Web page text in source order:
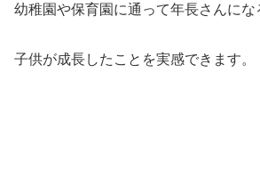
幼稚園や保育園に通って年長さんにな
子供が成長したことを実感できます。